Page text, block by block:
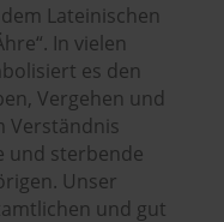
Lateinischen
In vielen
es den
Vergehen und
Verständnis
und sterbende
Unser
und gut